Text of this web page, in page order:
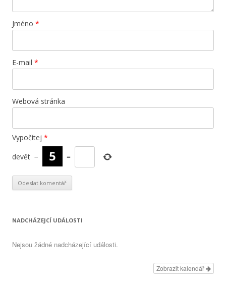
Jméno *
E-mail *
Webová stránka
Vypočítej *
devět − =
NADCHÁZEJCÍ UDÁLOSTI
Nejsou žádné nadcházející události.
Zobrazit kalendář